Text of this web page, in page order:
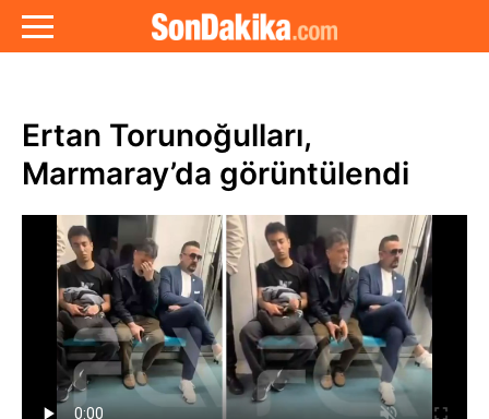
Ertan Torunoğulları,
Marmaray’da görüntülendi